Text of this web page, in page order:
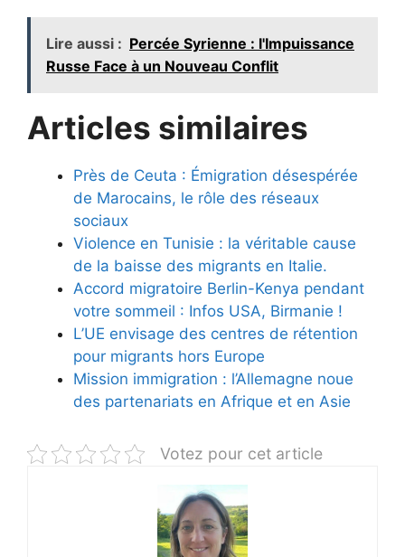
Lire aussi : Percée Syrienne : l'Impuissance
Russe Face à un Nouveau Conflit
Articles similaires
Près de Ceuta : Émigration désespérée
de Marocains, le rôle des réseaux
sociaux
Violence en Tunisie : la véritable cause
de la baisse des migrants en Italie.
Accord migratoire Berlin-Kenya pendant
votre sommeil : Infos USA, Birmanie !
L’UE envisage des centres de rétention
pour migrants hors Europe
Mission immigration : l’Allemagne noue
des partenariats en Afrique et en Asie
Votez pour cet article